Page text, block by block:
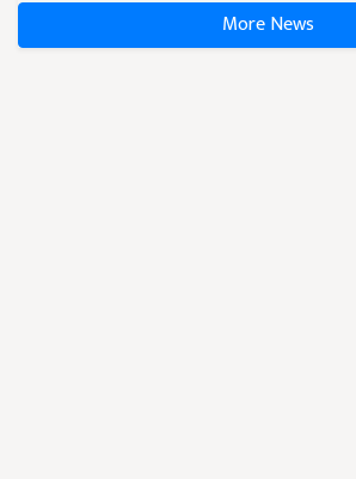
More News